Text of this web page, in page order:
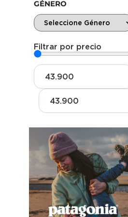
GÉNERO
Filtrar por precio